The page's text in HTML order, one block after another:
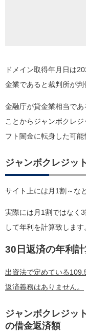
ドメイン取得年月日は
金業であると裁判所が判
金融庁が貸金業相当で
ことからジャンボクレ
フト闇金に転身した可能
ジャンボクレジッ
サイト上には月1割～な
実際には月1割ではなく
して年利を計算致します
30日返済の年利計
出資法で定めている
返済義務はありません。
ジャンボクレジッ
の借金返済額